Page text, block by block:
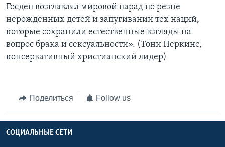
Госдеп возглавлял мировой парад по резне
нерожденных детей и запугивании тех наций,
которые сохранили естественные взгляды на
вопрос брака и сексуальности». (Тони Перкинс,
консервативный христианский лидер)
Поделиться Follow us
СОЦИАЛЬНЫЕ СЕТИ